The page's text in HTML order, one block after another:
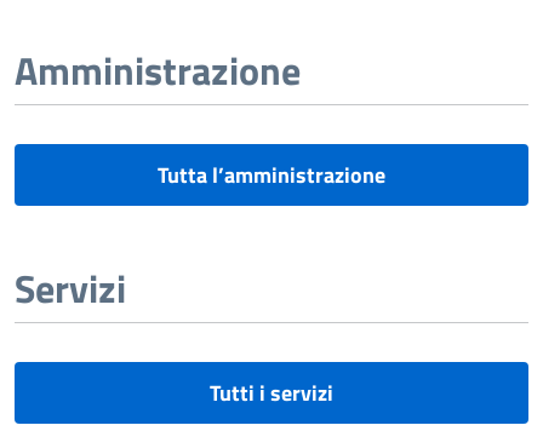
Amministrazione
Tutta l’amministrazione
Servizi
Tutti i servizi